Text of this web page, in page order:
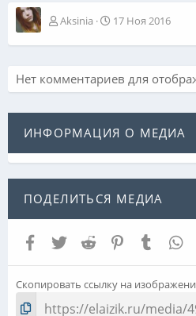
Aksinia 17 Ноя 2016
Нет комментариев для
ИНФОРМАЦИЯ О МЕДИА
ПОДЕЛИТЬСЯ МЕДИА
Facebook
TwitterReddit PinterestTumblr
Скопировать ссылку на